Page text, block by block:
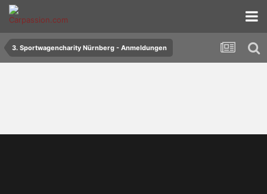
3. Sportwagencharity Nürnberg - Anmeldungen